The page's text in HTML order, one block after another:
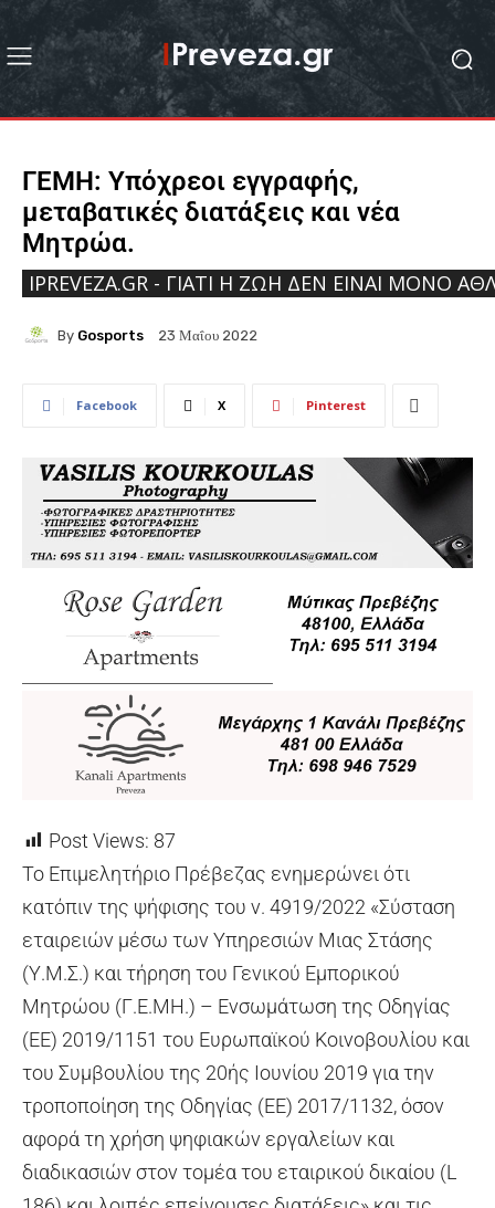
ΓΕΜΗ: Υπόχρεοι εγγραφής,
μεταβατικές διατάξεις και νέα
Μητρώα.
IPREVEZA.GR - ΓΙΑΤΊ Η ΖΩΉ ΔΕΝ ΕΊΝΑΙ ΜΌΝΟ
By Gosports 23 Μαΐου 2022
Facebook X Pinterest
Post Views: 87
Το Επιμελητήριο Πρέβεζας ενημερώνει ότι
κατόπιν της ψήφισης του ν. 4919/2022 «Σύσταση
εταιρειών μέσω των Υπηρεσιών Μιας Στάσης
(Υ.Μ.Σ.) και τήρηση του Γενικού Εμπορικού
Μητρώου (Γ.Ε.ΜΗ.) – Ενσωμάτωση της Οδηγίας
(ΕΕ) 2019/1151 του Ευρωπαϊκού Κοινοβουλίου και
του Συμβουλίου της 20ής Ιουνίου 2019 για την
τροποποίηση της Οδηγίας (ΕΕ) 2017/1132, όσον
αφορά τη χρήση ψηφιακών εργαλείων και
διαδικασιών στον τομέα του εταιρικού δικαίου (L